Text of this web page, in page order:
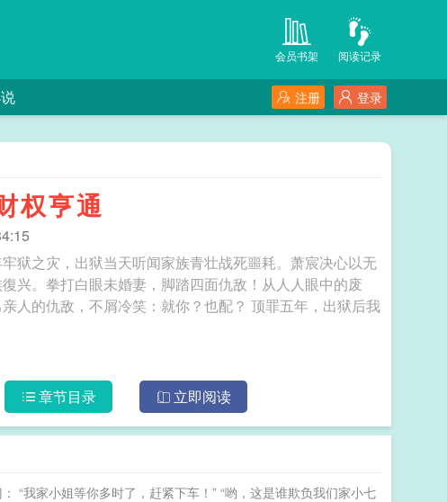
阅读记录
会员书架
登录
注册
权亨通
狱之灾，出狱当天听闻家族青壮战死噩耗。萧宸决心以无
兴。拳打白眼未婚妻，脚踏四面仇敌！从人人眼中的废
不屑冷笑：就你？也配？ 顶罪五年，出狱后我
章节目录 立即阅读
“我家小姐等你多时了，赶紧下车！” “哟，这是谁欺负我们家小七